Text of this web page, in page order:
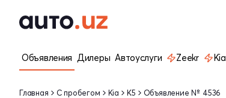
Объявления Дилеры Автоуслуги Zeekr Kia
Главная С пробегом Kia K5 Объявление № 4536